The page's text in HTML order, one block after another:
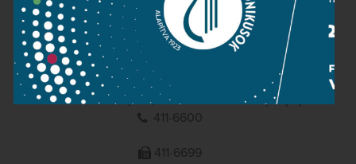
NEMZETI
FILHARMONIKUSOK
1095 Budapest, Komor Marcell u. 1. (Müpa)
411-6600
411-6699